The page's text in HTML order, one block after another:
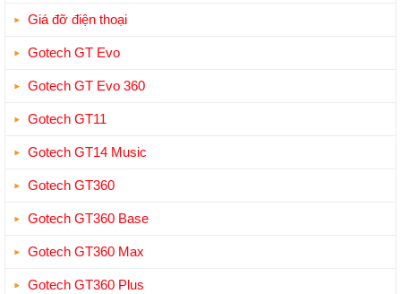
Giá đỡ điện thoại
Gotech GT Evo
Gotech GT Evo 360
Gotech GT11
Gotech GT14 Music
Gotech GT360
Gotech GT360 Base
Gotech GT360 Max
Gotech GT360 Plus